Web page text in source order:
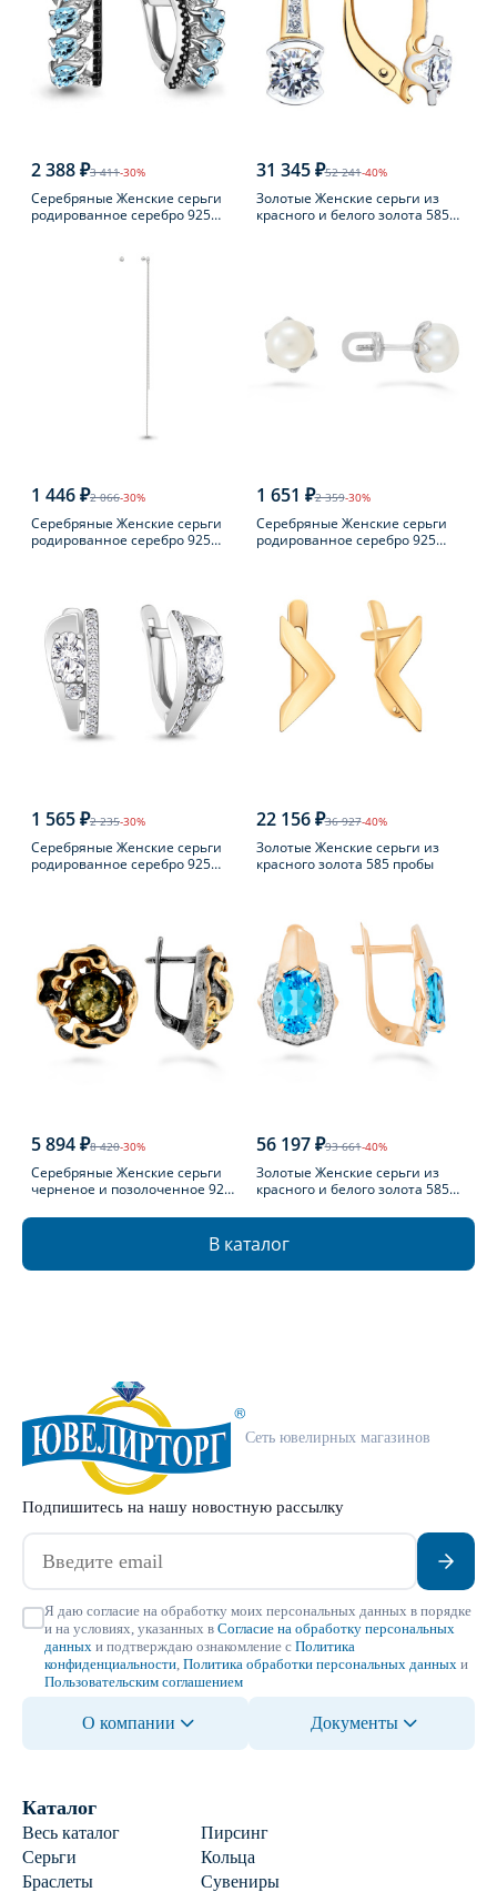
2 388 ₽3 411-30%
Серебряные Женские серьги
родированное серебро 925
31 345 ₽52 241-40%
Золотые Женские серьги из
красного и белого золота 585
1 446 ₽2 066-30%
Серебряные Женские серьги
родированное серебро 925
1 651 ₽2 359-30%
Серебряные Женские серьги
родированное серебро 925
1 565 ₽2 235-30%
Серебряные Женские серьги
родированное серебро 925
22 156 ₽36 927-40%
Золотые Женские серьги из
красного золота 585 пробы
5 894 ₽8 420-30%
Серебряные Женские серьги
черненое и позолоченное 925
56 197 ₽93 661-40%
Золотые Женские серьги из
красного и белого золота 585
В каталог
Сеть ювелирных магазинов
Подпишитесь на нашу новостную рассылку
Я даю согласие на обработку моих персональных данных в порядке
и на условиях, указанных в Согласие на обработку персональных
данных и подтверждаю ознакомление с Политика
конфиденциальности Политика обработки персональных данных и
Пользовательским соглашением
О компании Документы
Каталог
Весь каталог
Пирсинг
Серьги
Кольца
Браслеты
Сувениры